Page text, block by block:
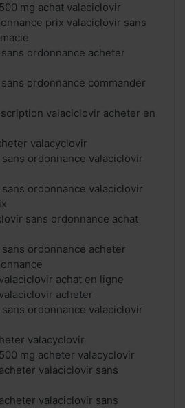
mg achat valaciclovir
prix valaciclovir sans
ordonnance acheter
ordonnance commander
valaciclovir acheter en
valacyclovir
ordonnance valaciclovir
ordonnance valaciclovir
sans ordonnance achat
ordonnance acheter
achat en ligne
acheter
ordonnance valaciclovir
valacyclovir
mg acheter valacyclovir
valaciclovir sans
valaciclovir sans